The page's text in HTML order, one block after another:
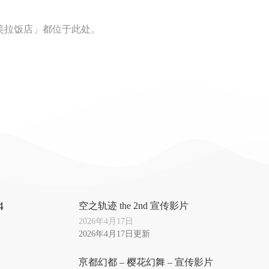
饭店」都位于此处。
空之轨迹 the 2nd 宣传影片
2026年4月17日
2026年4月17日更新
亰都幻都 – 樱花幻舞 – 宣传影片